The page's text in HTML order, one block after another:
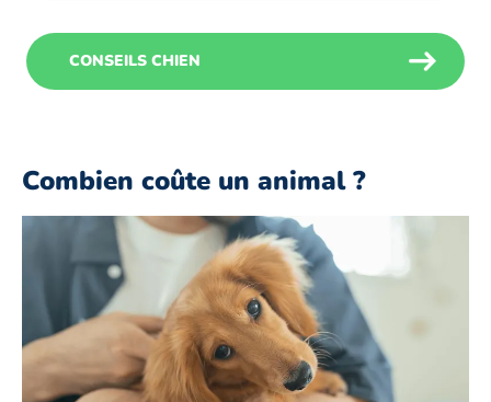
CONSEILS CHIEN
Combien coûte un animal ?